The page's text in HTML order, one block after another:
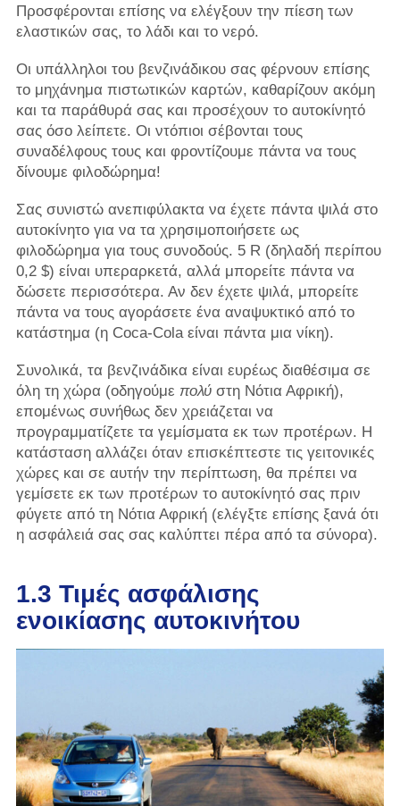
Προσφέρονται επίσης να ελέγξουν την πίεση των
ελαστικών σας, το λάδι και το νερό.
Οι υπάλληλοι του βενζινάδικου σας φέρνουν επίσης
το μηχάνημα πιστωτικών καρτών, καθαρίζουν ακόμη
και τα παράθυρά σας και προσέχουν το αυτοκίνητό
σας όσο λείπετε. Οι ντόπιοι σέβονται τους
συναδέλφους τους και φροντίζουμε πάντα να τους
δίνουμε φιλοδώρημα!
Σας συνιστώ ανεπιφύλακτα να έχετε πάντα ψιλά στο
αυτοκίνητο για να τα χρησιμοποιήσετε ως
φιλοδώρημα για τους συνοδούς. 5 R (δηλαδή περίπου
0,2 $) είναι υπεραρκετά, αλλά μπορείτε πάντα να
δώσετε περισσότερα. Αν δεν έχετε ψιλά, μπορείτε
πάντα να τους αγοράσετε ένα αναψυκτικό από το
κατάστημα (η Coca-Cola είναι πάντα μια νίκη).
Συνολικά, τα βενζινάδικα είναι ευρέως διαθέσιμα σε
όλη τη χώρα (οδηγούμε πολύστη Νότια Αφρική),
επομένως συνήθως δεν χρειάζεται να
προγραμματίζετε τα γεμίσματα εκ των προτέρων. Η
κατάσταση αλλάζει όταν επισκέπτεστε τις γειτονικές
χώρες και σε αυτήν την περίπτωση, θα πρέπει να
γεμίσετε εκ των προτέρων το αυτοκίνητό σας πριν
φύγετε από τη Νότια Αφρική (ελέγξτε επίσης ξανά ότι
η ασφάλειά σας σας καλύπτει πέρα ​​από τα σύνορα).
1.3 Τιμές ασφάλισης
ενοικίασης αυτοκινήτου